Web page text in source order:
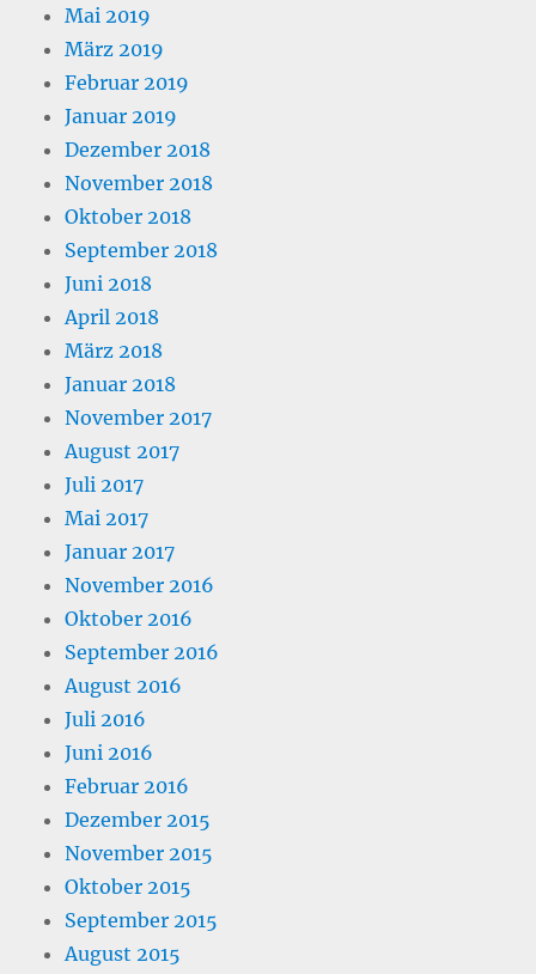
Mai 2019
März 2019
Februar 2019
Januar 2019
Dezember 2018
November 2018
Oktober 2018
September 2018
Juni 2018
April 2018
März 2018
Januar 2018
November 2017
August 2017
Juli 2017
Mai 2017
Januar 2017
November 2016
Oktober 2016
September 2016
August 2016
Juli 2016
Juni 2016
Februar 2016
Dezember 2015
November 2015
Oktober 2015
September 2015
August 2015